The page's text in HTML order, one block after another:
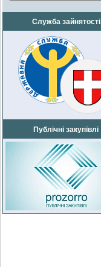
Служба зайнятості
Публічні закупівлі